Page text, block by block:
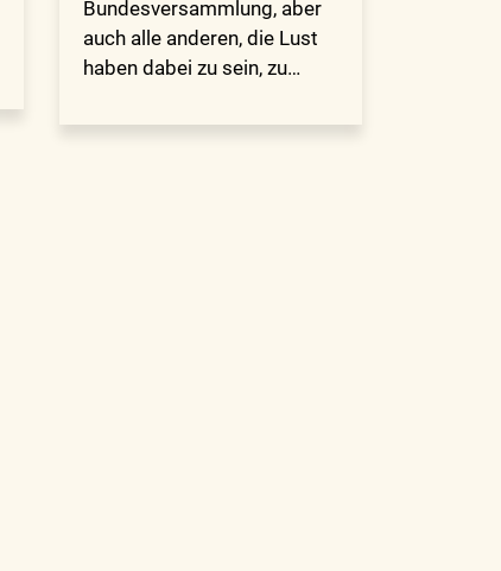
Bundesversammlung, aber
auch alle anderen, die Lust
haben dabei zu sein, zu…